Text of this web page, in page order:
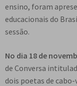
ensino, foram
educacionais do
sessão.
No dia 18 de
de Conversa
dois poetas de